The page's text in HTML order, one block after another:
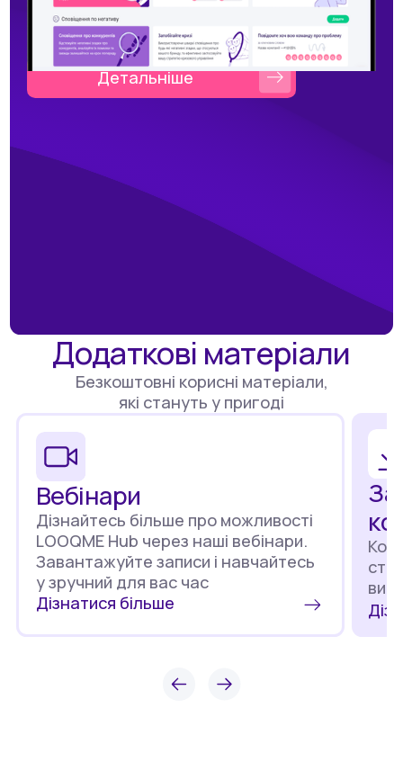
Дізнайтесь, що говорять про вас клієнти
Детальніше
Додаткові матеріали
Безкоштовні корисні матеріали,
які стануть у пригоді
Вебінари
Дізнайтесь більше про можливості
LOOQME Hub через наші вебінари.
Завантажуйте записи і навчайтесь
у зручний для вас час
Дізнатися більше